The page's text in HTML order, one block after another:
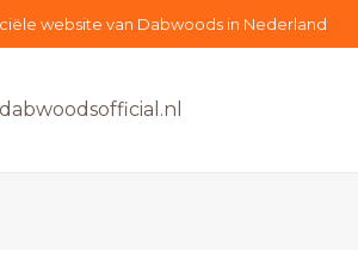
website van Dabwoods in Nederland